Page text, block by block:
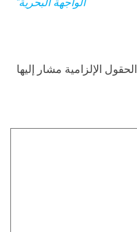
الحقول الإلزامية مشار إليها